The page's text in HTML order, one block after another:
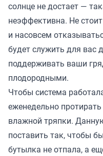
солнце не достает —
неэффективна. Не
и насовсем
будет служить для вас
поддерживать ваши
плодородными.
Чтобы система
еженедельно
влажной тряпки.
поставить так, чтобы
бутылка не отпала, а